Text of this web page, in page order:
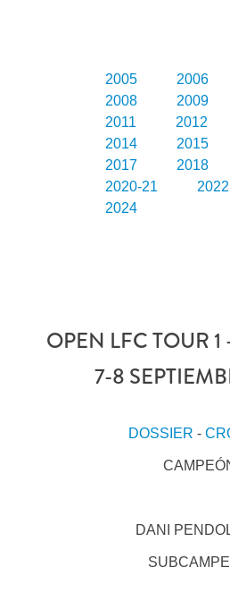
2005 2006
2008
2009
2011
2012
2014
2015
2017
2018
2020-21
2022
2024
OPEN LFC TOUR
7-8
DOSSIER -
DANI